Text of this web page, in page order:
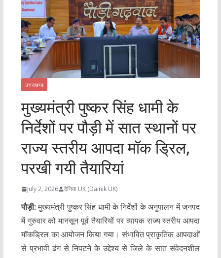
उत्तराखण्ड
मुख्यमंत्री पुष्कर सिंह धामी के
निर्देशों पर पौड़ी में सात स्थानों पर
राज्य स्तरीय आपदा मॉक ड्रिल,
परखी गयी तैयारियां
July 2, 2026 दैनिक UK (Dainik UK)
पौड़ी:मुख्यमंत्री पुष्कर सिंह धामी के निर्देशों के अनुपालन में जनपद
में गुरुवार को मानसून पूर्व तैयारियों पर व्यापक राज्य स्तरीय आपदा
मॉकड्रिल का आयोजन किया गया। संभावित प्राकृतिक आपदाओं
से प्रभावी ढंग से निपटने के उद्देश्य से जिले के सात संवेदनशील